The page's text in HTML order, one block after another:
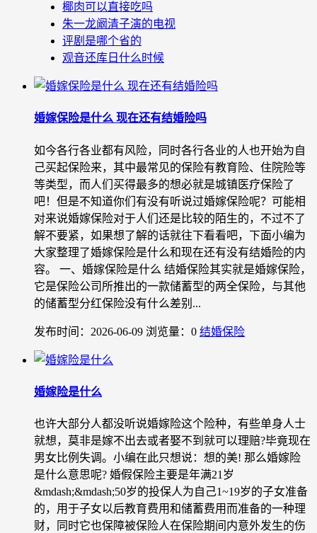
椰肉可以直接吃吗
朱一龙阚清子演的电视
评剧是哪个省的
观音还库日什么时候
婚嫁保险是什么 现在还有结婚险吗
如今各行各业都有风险，同时各行各业的人也开始为自
己买起保险来，其中最常见的保险有教育险、住院险等
等类型，而人们买得最多的想必就是城镇医疗保险了
吧！但是不知道你们有没有听说过婚嫁保险呢？可能相
对来说婚嫁保险对于人们还是比较的陌生的，不过不了
解不要紧，如果想了解的话就往下看看吧，下面小编为
大家整理了婚嫁保险是什么和现在还有没有结婚险的内
容。 一、婚嫁保险是什么 结婚保险其实就是婚嫁保险，
它是保险公司所推出的一款储蓄型的两全保险，与其他
的储蓄型分红保险没有什么差别...
发布时间：2026-06-09 浏览量：0 结婚保险
婚嫁险是什么
也许大部分人都没听说婚嫁险这个险种，有些单身人士
就想，莫非是嫁不出去或者娶不到就可以理赔?毕竟现在
男女比例失调。小编在此只想说：想的美! 那么婚嫁险
是什么意思呢? 婚假保险主要是年满21岁
&mdash;&mdash;50岁的投保人为自己1~19岁的子女准备
的，用于子女以后教育费用和储蓄费用而准备的一种理
财，同时它也保障被保险人在保险期间内意外发生的伤